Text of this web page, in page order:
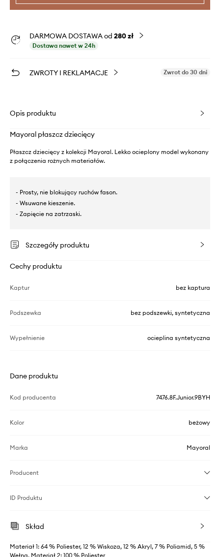
DARMOWA DOSTAWA od 280 zł
Dostawa nawet w 24h
ZWROTY I REKLAMACJE Zwrot do 30 dni
Opis produktu
Mayoral płaszcz dziecięcy
Płaszcz dziecięcy z kolekcji Mayoral. Lekko ocieplony model wykonany
z połączenia rożnych materiałów.
- Prosty, nie blokujący ruchów fason.
- Wsuwane kieszenie.
- Zapięcie na zatrzaski.
Szczegóły produktu
Cechy produktu
Kaptur bez kaptura
Podszewka bez podszewki, syntetyczna
Wypełnienie ocieplina syntetyczna
Dane produktu
Kod producenta 7476.8F.Junior.9BYH
Kolor beżowy
Marka Mayoral
Producent
ID Produktu
Skład
Materiał 1: 64 % Poliester, 12 % Wiskoza, 12 % Akryl, 7 % Poliamid, 5 %
Wełna, Materiał 2: 100 % Poliester